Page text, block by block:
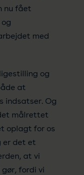
nu fået
med
og
at
indsatser. Og
målrettet
oplagt for os
er det et
at vi
fordi vi